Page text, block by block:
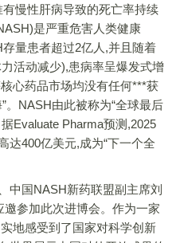
慢性肝病导致的死亡率持续
是严重危害人类健康
存量患者超过2亿人,并且随着
活动减少),患病率呈爆发式增
心药品市场均没有任何***获
。NASH由此被称为“全球最后
Evaluate Pharma预测,2025
达400亿美元,成为“下一个全
国NASH新药联盟副主席刘
参加此次进博会。作为一家
地感受到了国家对科学创新